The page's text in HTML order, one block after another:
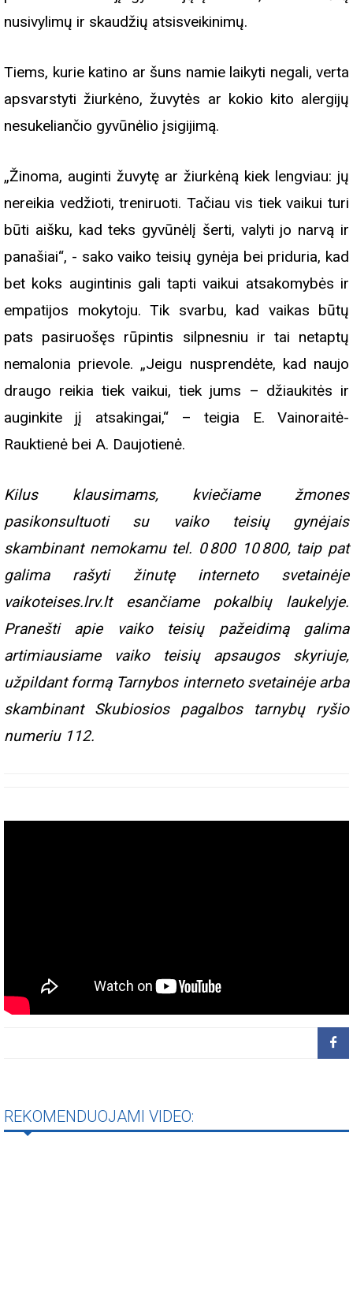
nusivylimų ir skaudžių atsisveikinimų.
Tiems, kurie katino ar šuns namie laikyti negali, verta
apsvarstyti žiurkėno, žuvytės ar kokio kito alergijų
nesukeliančio gyvūnėlio įsigijimą.
„Žinoma, auginti žuvytę ar žiurkėną kiek lengviau: jų
nereikia vedžioti, treniruoti. Tačiau vis tiek vaikui turi
būti aišku, kad teks gyvūnėlį šerti, valyti jo narvą ir
panašiai“, - sako vaiko teisių gynėja bei priduria, kad
bet koks augintinis gali tapti vaikui atsakomybės ir
empatijos mokytoju. Tik svarbu, kad vaikas būtų
pats pasiruošęs rūpintis silpnesniu ir tai netaptų
nemalonia prievole. „Jeigu nusprendėte, kad naujo
draugo reikia tiek vaikui, tiek jums – džiaukitės ir
auginkite jį atsakingai,“ – teigia E. Vainoraitė-
Rauktienė bei A. Daujotienė.
Kilus klausimams, kviečiame žmones
pasikonsultuoti su vaiko teisių gynėjais
skambinant nemokamu tel. 0 800 10 800, taip pat
galima rašyti žinutę interneto svetainėje
vaikoteises.lrv.lt esančiame pokalbių laukelyje.
Pranešti apie vaiko teisių pažeidimą galima
artimiausiame vaiko teisių apsaugos skyriuje,
užpildant formą Tarnybos interneto svetainėje arba
skambinant Skubiosios pagalbos tarnybų ryšio
numeriu 112.
REKOMENDUOJAMI VIDEO: